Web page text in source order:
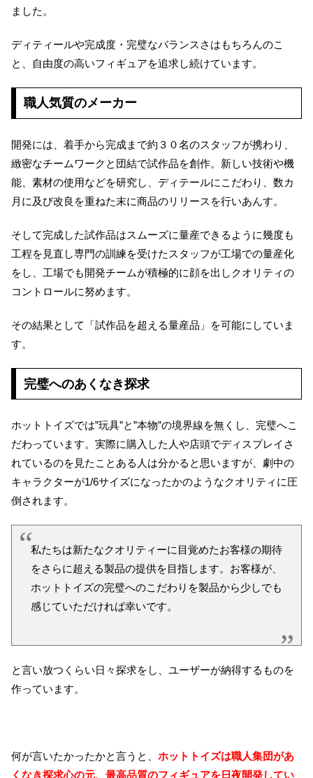
ました。
ディティールや完成度・完璧なバランスさはもちろんのこ
と、自由度の高いフィギュアを追求し続けています。
職人気質のメーカー
開発には、着手から完成まで約３０名のスタッフが携わり、
緻密なチームワークと団結で試作品を創作。新しい技術や機
能、素材の使用などを研究し、ディテールにこだわり、数カ
月に及び改良を重ねた末に商品のリリースを行いあんす。
そして完成した試作品はスムーズに量産できるように幾度も
工程を見直し専門の訓練を受けたスタッフが工場での量産化
をし、工場でも開発チームが積極的に顔を出しクオリティの
コントロールに努めます。
その結果として「試作品を超える量産品」を可能にしていま
す。
完璧へのあくなき探求
ホットトイズでは”玩具”と”本物”の境界線を無くし、完璧へこ
だわっています。実際に購入した人や店頭でディスプレイさ
れているのを見たことある人は分かると思いますが、劇中の
キャラクターが1/6サイズになったかのようなクオリティに圧
倒されます。
私たちは新たなクオリティーに目覚めたお客様の期待
をさらに超える製品の提供を目指します。お客様が、
ホットトイズの完璧へのこだわりを製品から少しでも
感じていただければ幸いです。
と言い放つくらい日々探求をし、ユーザーが納得するものを
作っています。
何が言いたかったかと言うと、 ホットトイズは職人集団があ
くなき探求心の元、最高品質のフィギュアを日夜開発してい